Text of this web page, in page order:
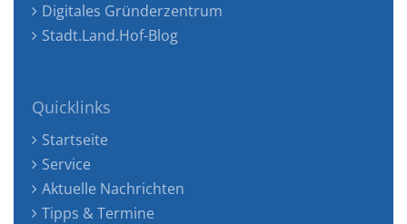
Digitales Gründerzentrum
Stadt.Land.Hof-Blog
Quicklinks
Startseite
Service
Aktuelle Nachrichten
Tipps & Termine